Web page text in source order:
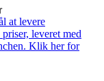
at levere
leveret med
Klik her for